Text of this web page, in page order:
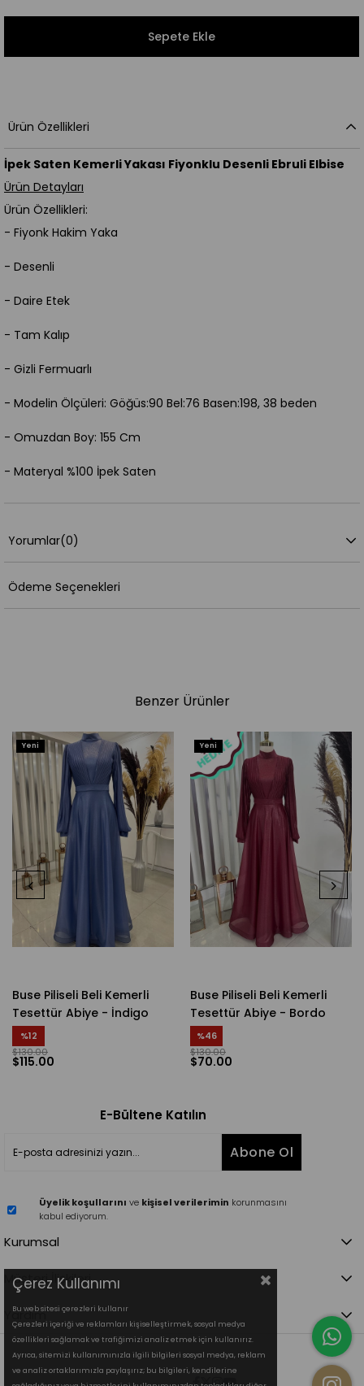
Ürün Özellikleri
İpek Saten Kemerli Yakası Fiyonklu Desenli Ebruli Elbise
Ürün Detayları
Ürün Özellikleri:
- Fiyonk Hakim Yaka
- Desenli
- Daire Etek
- Tam Kalıp
- Gizli Fermuarlı
- Modelin Ölçüleri: Göğüs:90 Bel:76 Basen:198, 38 beden
- Omuzdan Boy: 155 Cm
- Materyal %100 İpek Saten
Yorumlar(0)
Ödeme Seçenekleri
Benzer Ürünler
Buse Piliseli Beli Kemerli
Tesettür Abiye - İndigo
%12
$115.00
$130.00
Yeni
Ürün
Buse Piliseli Beli Kemerli
Tesettür Abiye - Bordo
%46
$70.00
$130.00
Yeni
Ürün
E-Bültene Katılın
Abone Ol
Üyelik koşullarını ve kişisel verilerimin korunmasını
kabul ediyorum.
Kurumsal
Müşteri İlişkileri
Yardım
Çerez Kullanımı
Bu web sitesi çerezleri kullanır
Çerezleri içeriği ve reklamları kişiselleştirmek, sosyal medya
özellikleri sağlamak ve trafiğimizi analiz etmek için kullanırız.
Ayrıca, sitemizi kullanımınızla ilgili bilgileri sosyal medya, reklam
ve analiz ortaklarımızla paylaşırız; bu bilgileri, kendilerine